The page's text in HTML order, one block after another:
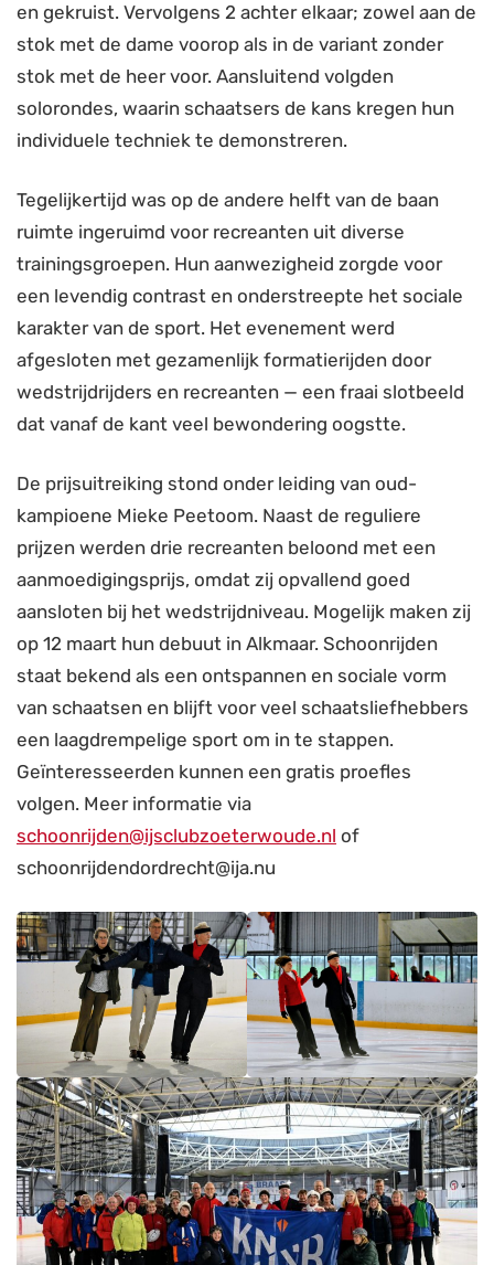
en gekruist. Vervolgens 2 achter elkaar; zowel aan de
stok met de dame voorop als in de variant zonder
stok met de heer voor. Aansluitend volgden
solorondes, waarin schaatsers de kans kregen hun
individuele techniek te demonstreren.
Tegelijkertijd was op de andere helft van de baan
ruimte ingeruimd voor recreanten uit diverse
trainingsgroepen. Hun aanwezigheid zorgde voor
een levendig contrast en onderstreepte het sociale
karakter van de sport. Het evenement werd
afgesloten met gezamenlijk formatierijden door
wedstrijdrijders en recreanten — een fraai slotbeeld
dat vanaf de kant veel bewondering oogstte.
De prijsuitreiking stond onder leiding van oud-
kampioene Mieke Peetoom. Naast de reguliere
prijzen werden drie recreanten beloond met een
aanmoedigingsprijs, omdat zij opvallend goed
aansloten bij het wedstrijdniveau. Mogelijk maken zij
op 12 maart hun debuut in Alkmaar. Schoonrijden
staat bekend als een ontspannen en sociale vorm
van schaatsen en blijft voor veel schaatsliefhebbers
een laagdrempelige sport om in te stappen.
Geïnteresseerden kunnen een gratis proefles
volgen. Meer informatie via
schoonrijden@ijsclubzoeterwoude.nl of
schoonrijdendordrecht@ija.nu